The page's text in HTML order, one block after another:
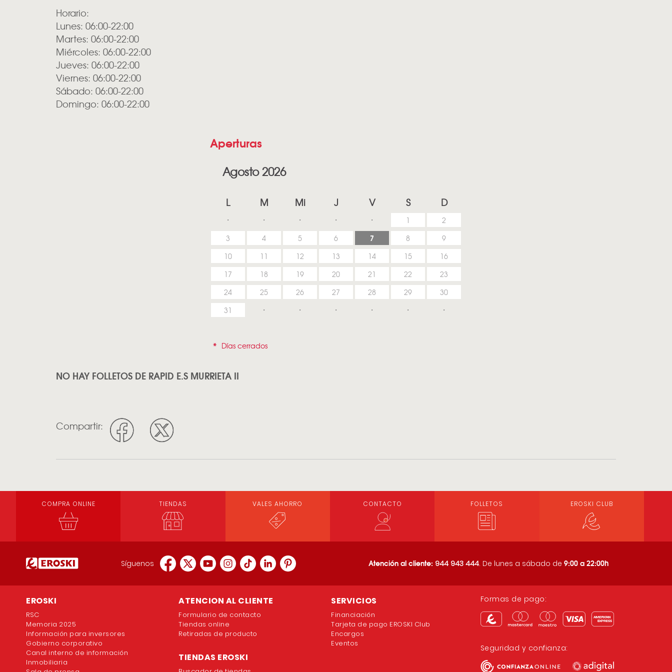
Horario:
Lunes: 06:00-22:00
Martes: 06:00-22:00
Miércoles: 06:00-22:00
Jueves: 06:00-22:00
Viernes: 06:00-22:00
Sábado: 06:00-22:00
Domingo: 06:00-22:00
Aperturas
Agosto 2026
L M Mi J V S D
1
2
3
4 5 6 7 8
9
10
11 12 13 14 15
16
17
18 19 20 21 22
23
24
25 26 27 28 29
30
31
* Días cerrados
NO HAY FOLLETOS DE RAPID E.S MURRIETA II
Compartir:
COMPRA ONLINE TIENDAS VALES AHORRO CONTACTO FOLLETOS EROSKI CLUB
Síguenos Atención al cliente: 944 943 444. De lunes a sábado de 9:00 a 22:00h
EROSKI
RSC
Memoria 2025
Información para inversores
Gobierno corporativo
Canal interno de información
Inmobiliaria
ATENCION AL CLIENTE
Formulario de contacto
Tiendas online
Retiradas de producto
TIENDAS EROSKI
SERVICIOS
Financiación
Tarjeta de pago EROSKI Club
Encargos
Eventos
Formas de pago:
Seguridad y confianza: